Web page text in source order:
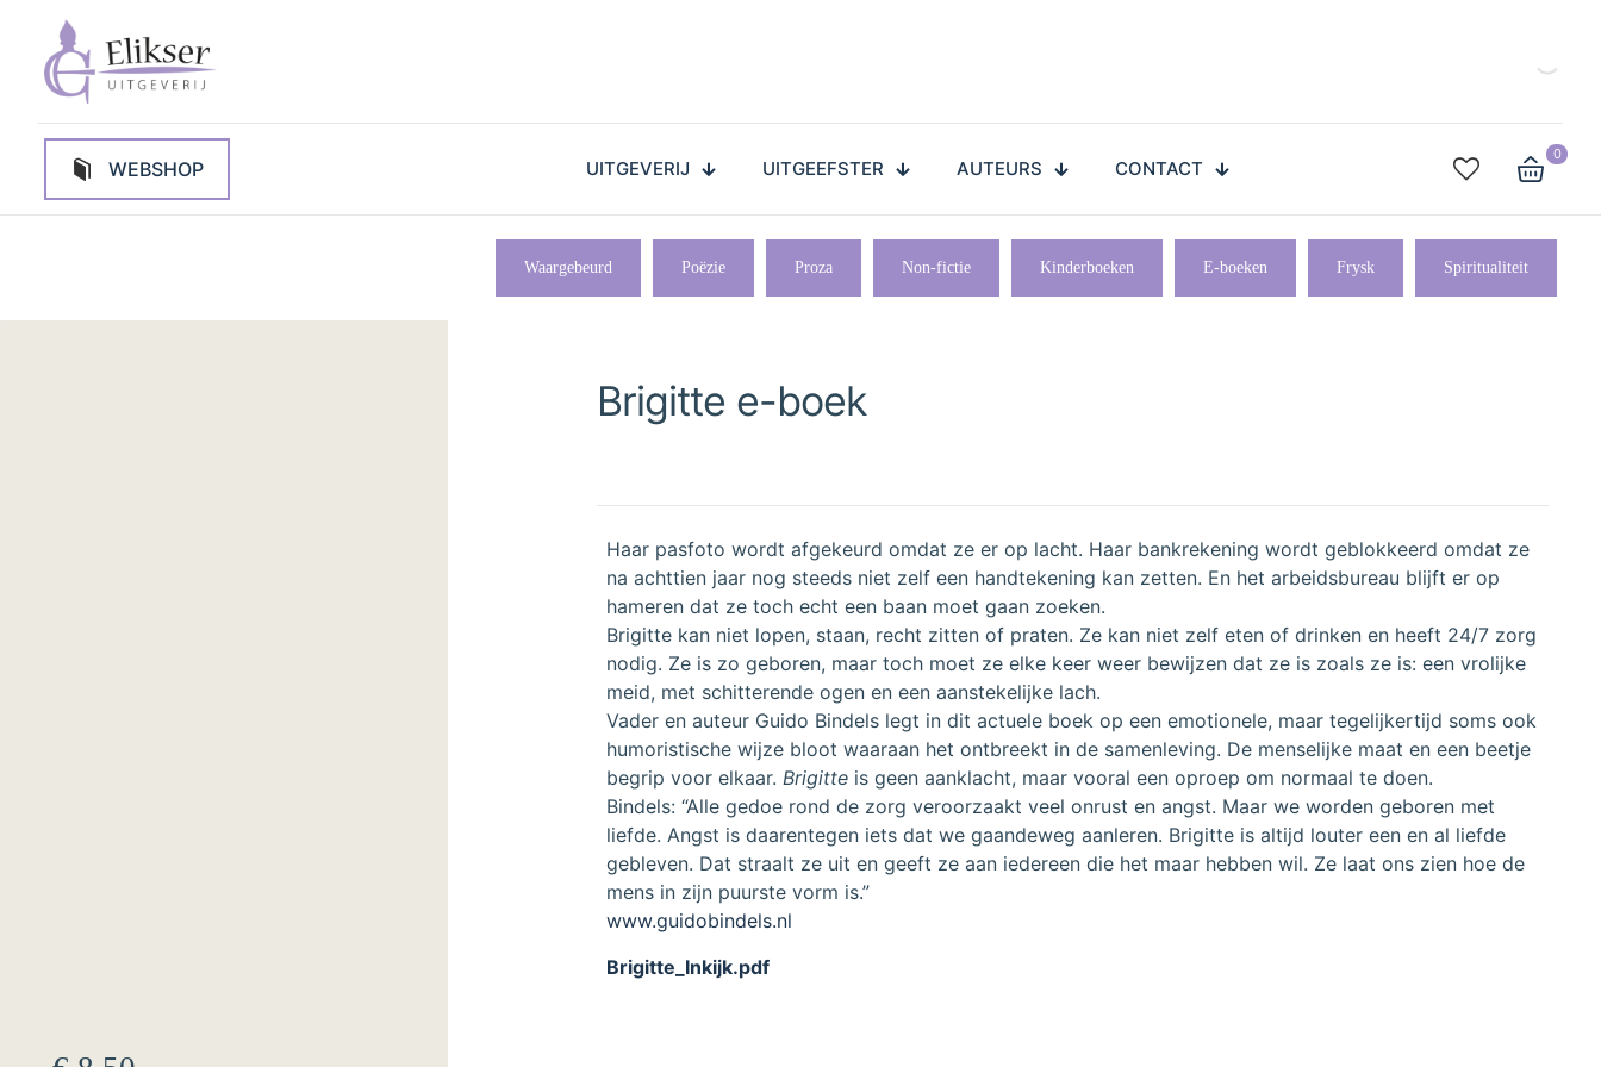
WEBSHOP UITGEVERIJ UITGEEFSTER AUTEURS CONTACT
0
Waargebeurd Poëzie Proza Non-fictie Kinderboeken E-boeken Frysk Spiritualiteit
Brigitte e-boek
Haar pasfoto wordt afgekeurd omdat ze er op lacht. Haar bankrekening wordt geblokkeerd omdat ze
na achttien jaar nog steeds niet zelf een handtekening kan zetten. En het arbeidsbureau blijft er op
hameren dat ze toch echt een baan moet gaan zoeken.
Brigitte kan niet lopen, staan, recht zitten of praten. Ze kan niet zelf eten of drinken en heeft 24/7 zorg
nodig. Ze is zo geboren, maar toch moet ze elke keer weer bewijzen dat ze is zoals ze is: een vrolijke
meid, met schitterende ogen en een aanstekelijke lach.
Vader en auteur Guido Bindels legt in dit actuele boek op een emotionele, maar tegelijkertijd soms ook
humoristische wijze bloot waaraan het ontbreekt in de samenleving. De menselijke maat en een beetje
begrip voor elkaar. Brigitte is geen aanklacht, maar vooral een oproep om normaal te doen.
Bindels: “Alle gedoe rond de zorg veroorzaakt veel onrust en angst. Maar we worden geboren met
liefde. Angst is daarentegen iets dat we gaandeweg aanleren. Brigitte is altijd louter een en al liefde
gebleven. Dat straalt ze uit en geeft ze aan iedereen die het maar hebben wil. Ze laat ons zien hoe de
mens in zijn puurste vorm is.”
www.guidobindels.nl
Brigitte_Inkijk.pdf